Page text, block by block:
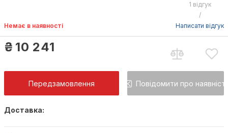
Немає в наявності
1 відгук
/
Написати відгук
₴ 10 241
Передзамовлення Повідомити про
Доставка: